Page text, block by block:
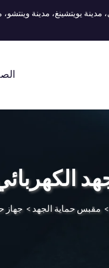
>مقبس حماية الجهد> جهاز